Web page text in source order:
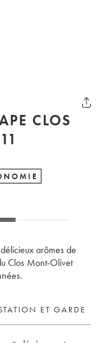
CLOS
2011
arômes de
Clos Mont-Olivet
ET GARDE